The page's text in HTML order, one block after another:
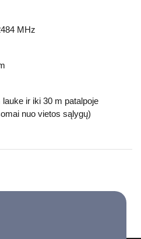
MHz
lauke ir iki 30 m patalpoje
nuo vietos sąlygų)